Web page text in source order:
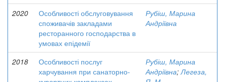
2020
Особливості обслуговування
споживачів закладами
ресторанного господарства в
умовах епідемії
Рубіш, Марина
Андріївна
2018
Особливості послуг
харчування при санаторно-
Рубіш, Марина
Андріївна;Легеза,